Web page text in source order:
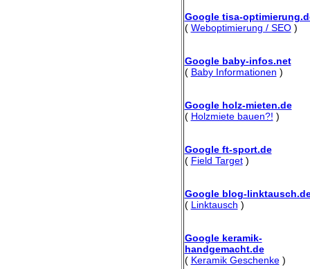
Google tisa-
( Weboptimierung / SEO)
Google baby-infos.net
( Baby Informationen )
Google holz-mieten.de
( Holzmiete bauen?! )
Google ft-sport.de
( Field Target)
Google blog-
( Linktausch )
Google keramik-
handgemacht.de
( Keramik Geschenke)